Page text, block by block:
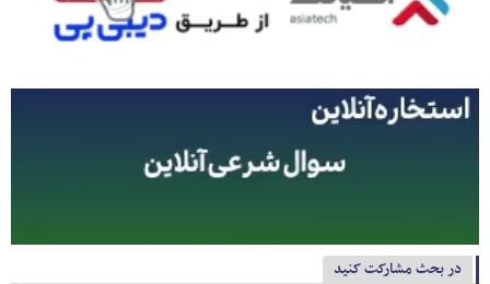
در بحث مشارکت کنید